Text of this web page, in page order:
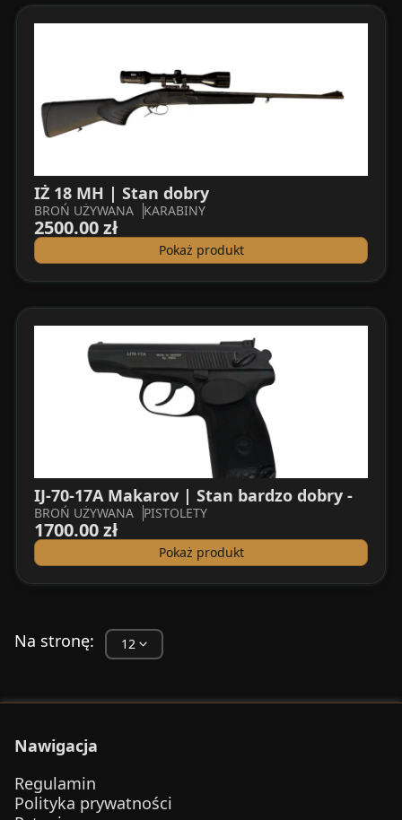
IŻ 18 MH | Stan dobry
BROŃ UŻYWANA KARABINY
2500.00 zł
Pokaż produkt
IJ-70-17A Makarov | Stan bardzo dobry -
BROŃ UŻYWANA PISTOLETY
1700.00 zł
Pokaż produkt
Na stronę:
Nawigacja
Regulamin
Polityka prywatności